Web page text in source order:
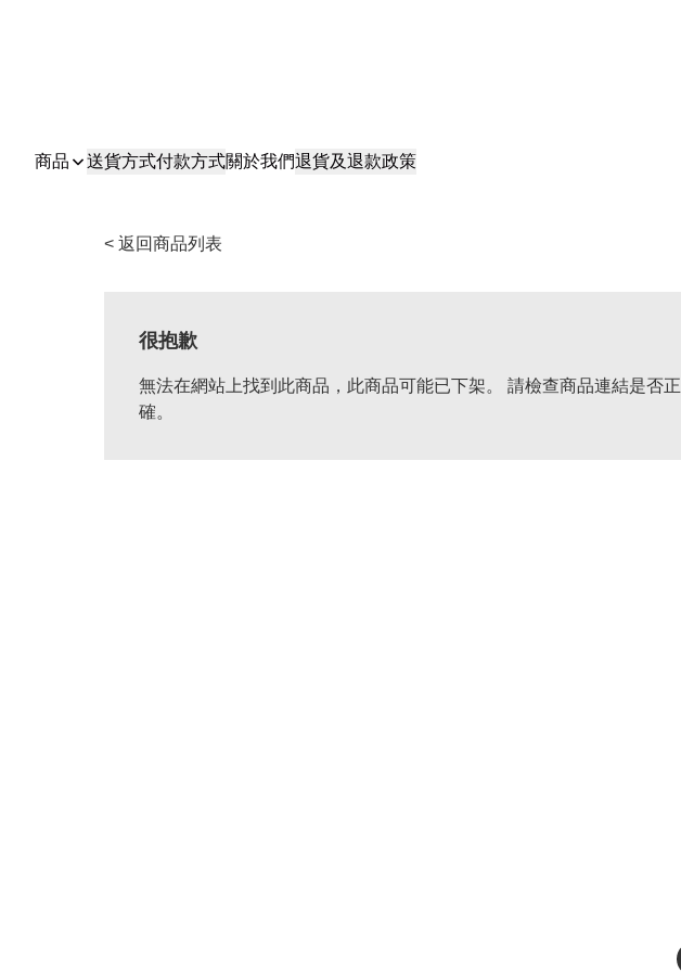
商品 送貨方式付款方式關於我們退貨及退款政策
< 返回商品列表
很抱歉
無法在網站上找到此商品，此商品可能已下架。 請檢查商品連結是否正
確。